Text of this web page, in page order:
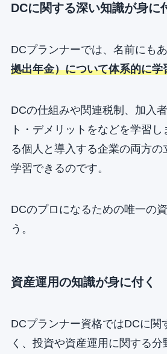
DCに関する深い知識が身に
DCプランナーでは、名前にも
拠出年金）について体系的に学
DCの仕組みや関連税制、加入
ト・デメリットをなどを学習
る個人と導入する企業の両方の
学習できるのです。
DCのプロになるための唯一の
う。
資産運用の知識が身に付く
DCプランナー資格ではDCに関
く、投資や資産運用に関する